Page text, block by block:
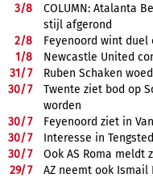
3/8
COLUMN: Atalanta
stijl afgerond
2/8
Feyenoord wint duel
1/8
Newcastle United
31/7
Ruben Schaken
30/7
Twente ziet bod op
worden
30/7
Feyenoord ziet in
30/7
Interesse in
30/7
Ook AS Roma meldt
29/7
AZ neemt ook Ismail